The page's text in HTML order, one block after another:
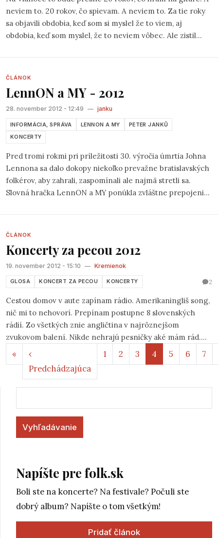
neviem to. 20 rokov, čo spievam. A neviem to. Za tie roky
sa objavili obdobia, keď som si myslel že to viem, aj
obdobia, keď som myslel, že to neviem vôbec. Ale zistil
dobu nebola. Naposledy som ju v sebe vnímal, keď som
ČLÁNOK
LennON a MY - 2012
28. november 2012 - 12:49 — janku
INFORMÁCIA, SPRÁVA LENNON A MY
PETER JANKŮ
KONCERTY
Pred tromi rokmi pri príležitosti 30. výročia úmrtia Johna
Lennona sa dalo dokopy niekoľko prevažne bratislavských
folkérov, aby zahrali, zaspomínali ale najmä stretli sa.
Slovná hračka LennON a MY ponúkla zvláštne prepojenie
"folk" sa vedú rôzne ale stále pretrvávajúce diskusie.
ČLÁNOK
Koncerty za pecou 2012
19. november 2012 - 15:10 — Kremienok
GLOSA KONCERT ZA PECOU KONCERTY 2
Cestou domov v aute zapínam rádio. Amerikaningliš song,
nič mi to nehovorí. Prepínam postupne 8 slovenských
rádií. Zo všetkých znie angličtina v najrôznejšom
zvukovom balení. Nikde nehrajú pesničky aké mám rád.
No, čo už, USB kľúč s mojimi obľúbenými som zabudol, ale
počul. Vraciam sa totižto z prvého Koncertu Za pecou
tejto sezóny.
Stránkovanie
« Prvá strana
‹
PredchádzajúcaPredchádzajúca strana
1 2 3 4 5 6 7
Napíšte pre folk.sk
Boli ste na koncerte? Na festivale? Počuli ste
dobrý album? Napíšte o tom všetkým!
Pridať článok